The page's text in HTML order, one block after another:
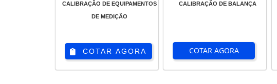
CALIBRAÇÃO DE EQUIPAMENTOS
DE MEDIÇÃO
COTAR AGORA
CALIBRAÇÃO DE BALANÇA
COTAR AGORA